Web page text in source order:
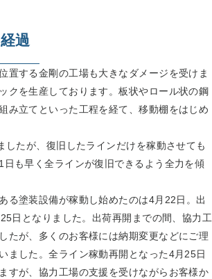
過
置する金剛の工場も大きなダメージを受けま
クを生産しております。板状やロール状の鋼
み立てといった工程を経て、移動棚をはじめ
たが、復旧したラインだけを稼動させても
も早く全ラインが復旧できるよう全力を傾
る塗装設備が稼動し始めたのは4月22日。出
日となりました。出荷再開までの間、協力工
たが、多くのお客様には納期変更などにご理
ました。全ライン稼動再開となった4月25日
すが、協力工場の支援を受けながらお客様か